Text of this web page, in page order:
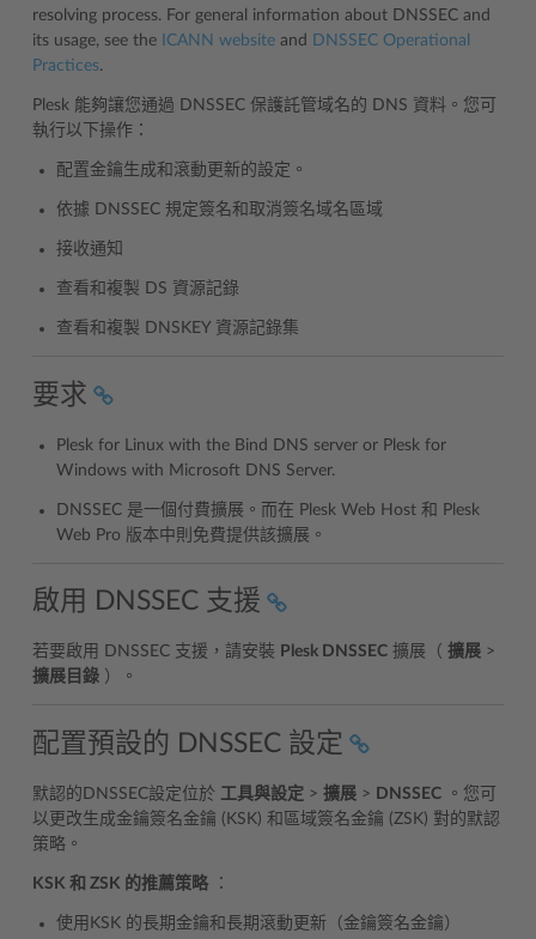
resolving process. For general information about DNSSEC and
its usage, see the
ICANN website and
DNSSEC Operational
Practices.
Plesk 能夠讓您通過 DNSSEC 保護託管域名的 DNS 資料。您可
執行以下操作：
配置金鑰生成和滾動更新的設定。
依據 DNSSEC 規定簽名和取消簽名域名區域
接收通知
查看和複製 DS 資源記錄
查看和複製 DNSKEY 資源記錄集
要求
Plesk for Linux with the Bind DNS server or Plesk for
Windows with Microsoft DNS Server.
DNSSEC 是一個付費擴展。而在 Plesk Web Host 和 Plesk
Web Pro 版本中則免費提供該擴展。
啟用 DNSSEC 支援
若要啟用 DNSSEC 支援，請安裝 Plesk DNSSEC 擴展（ 擴展 >
擴展目錄 ）。
配置預設的 DNSSEC 設定
默認的DNSSEC設定位於 工具與設定 > 擴展 > DNSSEC 。您可
以更改生成金鑰簽名金鑰 (KSK) 和區域簽名金鑰 (ZSK) 對的默認
策略。
KSK 和 ZSK 的推薦策略 ：
使用KSK 的長期金鑰和長期滾動更新（金鑰簽名金鑰）